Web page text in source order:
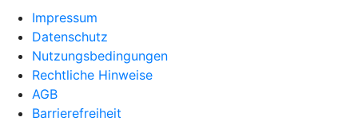
Impressum
Datenschutz
Nutzungsbedingungen
Rechtliche Hinweise
AGB
Barrierefreiheit